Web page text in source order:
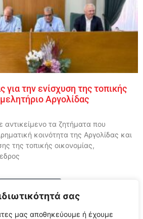
σας
μας αποθηκεύουμε ή έχουμε
για την ενίσχυση της τοπικής
Αργολίδας
αντικείμενο τα ζητήματα που
κοινότητα της Αργολίδας και
της τοπικής οικονομίας,